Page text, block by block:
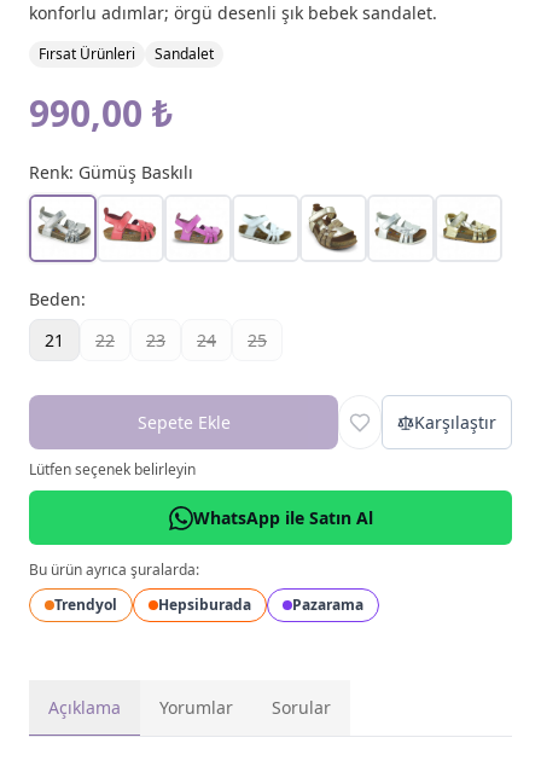
konforlu adımlar; örgü desenli şık bebek sandalet.
Fırsat Ürünleri Sandalet
990,00 ₺
Renk: Gümüş Baskılı
Beden:
21
22 23 24 25
Sepete Ekle Karşılaştır
Lütfen seçenek belirleyin
WhatsApp ile Satın Al
Bu ürün ayrıca şuralarda:
Trendyol
Hepsiburada Pazarama
Açıklama Yorumlar Sorular